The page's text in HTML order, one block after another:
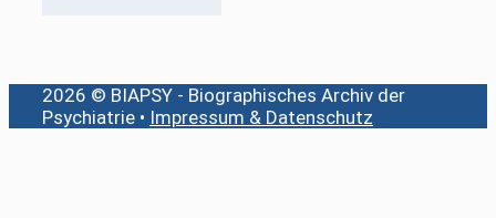
2026 © BIAPSY - Biographisches Archiv der
Psychiatrie • Impressum & Datenschutz